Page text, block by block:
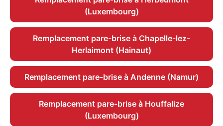
(Luxembourg)
Remplacement pare-brise à Chapelle-lez-
Herlaimont (Hainaut)
Remplacement pare-brise à Andenne (Namur)
Remplacement pare-brise à Houffalize
(Luxembourg)